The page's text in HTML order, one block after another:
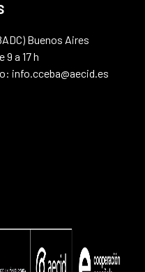
Buenos Aires
9 a 17 h
info.cceba@aecid.es